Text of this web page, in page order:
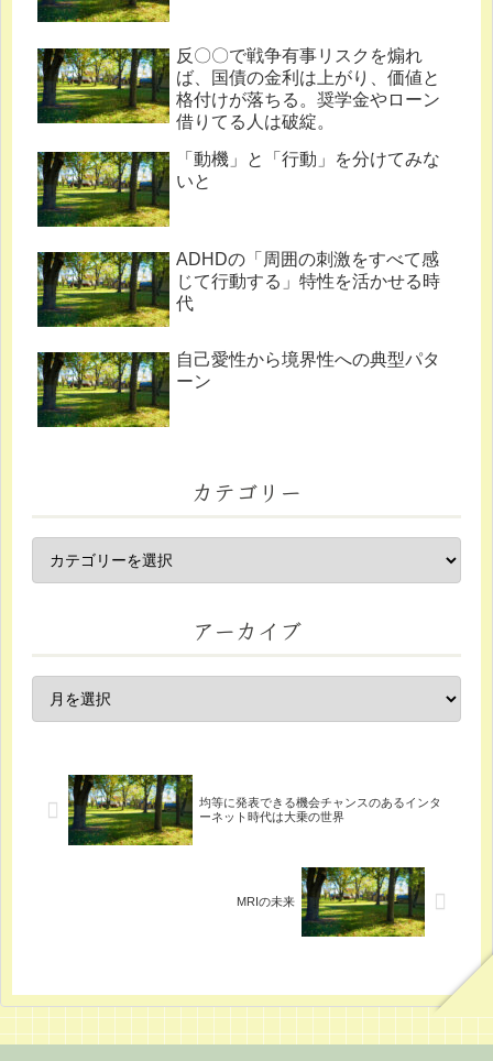
反〇〇で戦争有事リスクを煽れ
ば、国債の金利は上がり、価値と
格付けが落ちる。奨学金やローン
借りてる人は破綻。
「動機」と「行動」を分けてみな
いと
ADHDの「周囲の刺激をすべて感
じて行動する」特性を活かせる時
代
自己愛性から境界性への典型パタ
ーン
カテゴリー
アーカイブ
均等に発表できる機会チャンスのあるインタ
ーネット時代は大乗の世界
MRIの未来